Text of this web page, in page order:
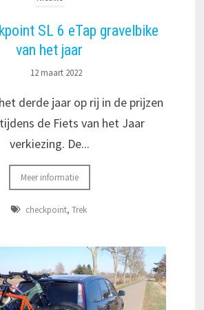
SL 6 eTap gravelbike
van het jaar
12 maart 2022
derde jaar op rij in de prijzen
de Fiets van het Jaar
verkiezing. De...
Meer informatie
checkpoint,Trek